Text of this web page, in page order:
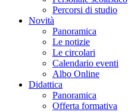
Percorsi di studio
Novità
Panoramica
Le notizie
Le circolari
Calendario eventi
Albo Online
Didattica
Panoramica
Offerta formativa